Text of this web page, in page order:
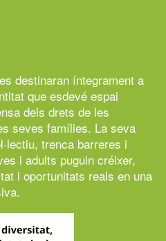
destinaran íntegrament a
que esdevé espai
dels drets de les
seves famílies. La seva
trenca barreres i
i adults puguin créixer,
i oportunitats reals en una